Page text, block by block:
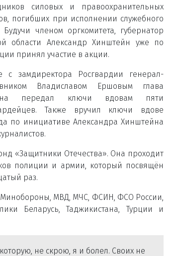
силовых и правоохранительных
погибших при исполнении служебного
Будучи членом оргкомитета, губернатор
области Александр Хинштейн уже по
принял участие в акции.
с замдиректора Росгвардии генерал-
Владиславом Ершовым глава
передал ключи вдовам пяти
Также вручил ключи вдове
по инициативе Александра Хинштейна
«Защитники Отечества». Она проходит
полиции и армии, который посвящён
раз.
Минобороны, МВД, МЧС, ФСИН, ФСО России,
Беларусь, Таджикистана, Турции и
не скрою, я и болел. Своих не